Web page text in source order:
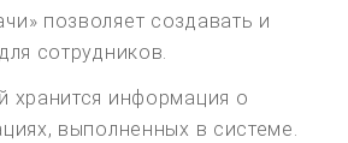
позволяет создавать и
сотрудников.
хранится информация о
выполненных в системе.